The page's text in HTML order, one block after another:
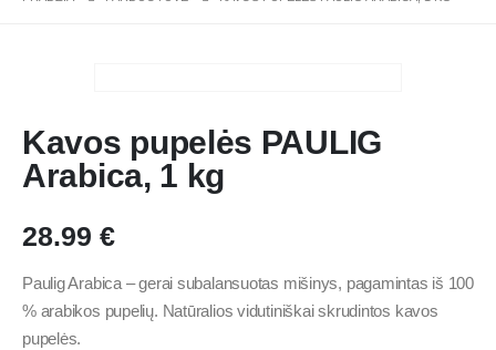
Kavos pupelės PAULIG
Arabica, 1 kg
28.99 €
Paulig Arabica – gerai subalansuotas mišinys, pagamintas iš 100
% arabikos pupelių. Natūralios vidutiniškai skrudintos kavos
pupelės.